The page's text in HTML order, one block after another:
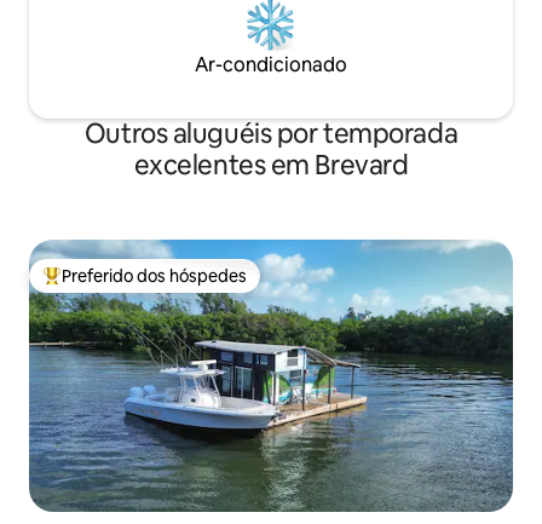
Ar-condicionado
Outros aluguéis por temporada
excelentes em Brevard
Entre os melhores preferidos dos hóspedes
Preferido dos hóspedes